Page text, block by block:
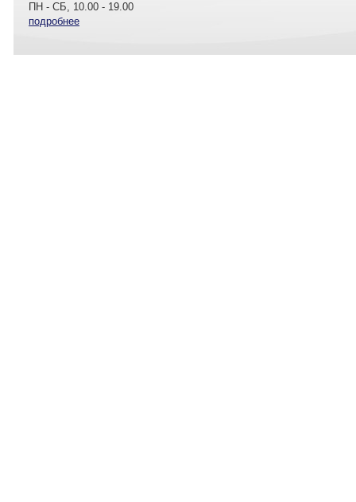
ПН - СБ, 10.00 - 19.00
подробнее